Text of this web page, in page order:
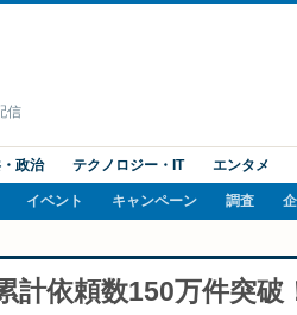
信
政治 テクノロジー・IT エンタメ
イベント キャンペーン 調査
計依頼数150万件突